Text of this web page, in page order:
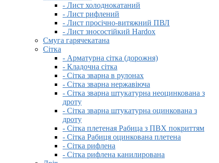
- Лист холоднокатаний
- Лист рифлений
- Лист просічно-витяжний ПВЛ
- Лист зносостійкий Hardox
Смуга гарячекатана
Сітка
- Арматурна сітка (дорожня)
- Кладочна сітка
- Сітка зварна в рулонах
- Сітка зварна нержавіюча
- Сітка зварна штукатурна неоцинкована з
дроту
- Сітка зварна штукатурна оцинкована з
дроту
- Сітка плетеная Рабица з ПВХ покриттям
- Сітка Рабиця оцинкована плетена
- Сітка рифлена
- Сітка рифлена канилирована